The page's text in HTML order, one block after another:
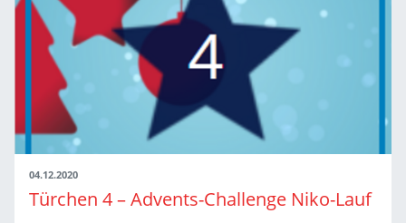
04.12.2020
Türchen 4 – Advents-Challenge Niko-Lauf